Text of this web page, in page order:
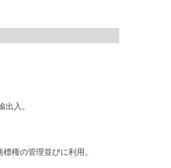
入。
権の管理並びに利用。